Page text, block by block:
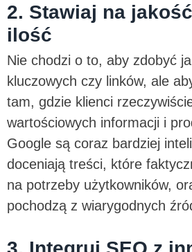
2. Stawiaj na
ilość
Nie chodzi o to, aby zdobyć
kluczowych czy linków, ale
tam, gdzie klienci
wartościowych informacji i
Google są coraz bardziej
doceniają treści, które
na potrzeby użytkowników,
pochodzą z wiarygodnych